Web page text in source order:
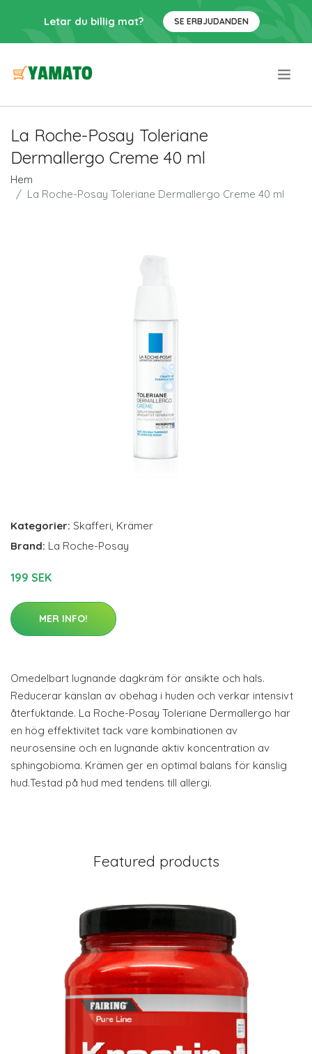
Letar du billig mat? SE ERBJUDANDEN
La Roche-Posay Toleriane
Dermallergo Creme 40 ml
Hem
La Roche-Posay Toleriane Dermallergo Creme 40 ml
Kategorier: Skafferi, Krämer
Brand: La Roche-Posay
199 SEK
MER INFO!
Omedelbart lugnande dagkräm för ansikte och hals.
Reducerar känslan av obehag i huden och verkar intensivt
återfuktande. La Roche-Posay Toleriane Dermallergo har
en hög effektivitet tack vare kombinationen av
neurosensine och en lugnande aktiv koncentration av
sphingobioma. Krämen ger en optimal balans för känslig
hud.Testad på hud med tendens till allergi.
Featured products